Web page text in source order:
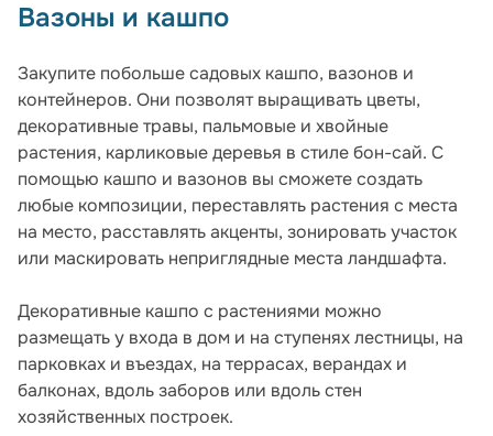
Вазоны и кашпо
Закупите побольше садовых кашпо, вазонов и
контейнеров. Они позволят выращивать цветы,
декоративные травы, пальмовые и хвойные
растения, карликовые деревья в стиле бон-сай. С
помощью кашпо и вазонов вы сможете создать
любые композиции, переставлять растения с места
на место, расставлять акценты, зонировать участок
или маскировать неприглядные места ландшафта.
Декоративные кашпо с растениями можно
размещать у входа в дом и на ступенях лестницы, на
парковках и въездах, на террасах, верандах и
балконах, вдоль заборов или вдоль стен
хозяйственных построек.